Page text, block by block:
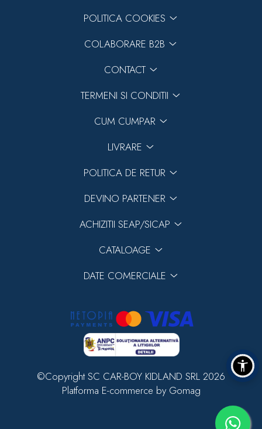
POLITICA COOKIES
COLABORARE B2B
CONTACT
TERMENI SI CONDITII
CUM CUMPAR
LIVRARE
POLITICA DE RETUR
DEVINO PARTENER
ACHIZITII SEAP/SICAP
CATALOAGE
DATE COMERCIALE
©Copyright SC CAR-BOY KIDLAND SRL 2026
Platforma E-commerce by Gomag